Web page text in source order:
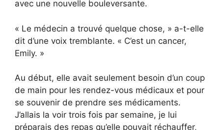
avec une nouvelle bouleversante.
« Le médecin a trouvé quelque chose, » a-t-elle
dit d’une voix tremblante. « C’est un cancer,
Emily. »
Au début, elle avait seulement besoin d’un coup
de main pour les rendez-vous médicaux et pour
se souvenir de prendre ses médicaments.
J’allais la voir trois fois par semaine, je lui
préparais des repas qu’elle pouvait réchauffer,